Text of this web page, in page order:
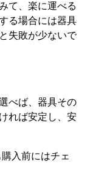
て、楽に運べる
る場合には器具
失敗が少ないで
べば、器具その
れば安定し、安
入前にはチェ